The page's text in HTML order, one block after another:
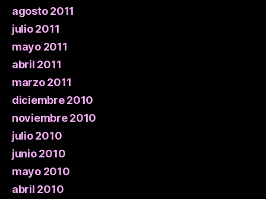
agosto 2011
julio 2011
mayo 2011
abril 2011
marzo 2011
diciembre 2010
noviembre 2010
julio 2010
junio 2010
mayo 2010
abril 2010